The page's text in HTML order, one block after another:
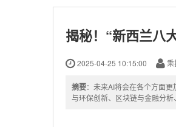
揭秘！“新西兰八
2025-04-25 10:15:00 乘
摘要：未来AI将会在各个方面
与环保创新、区块链与金融分析